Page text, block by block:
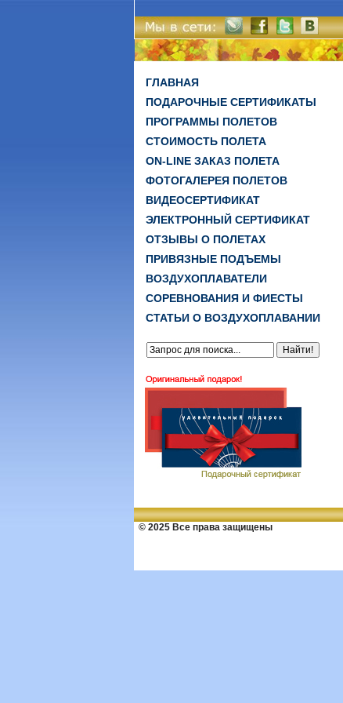
ГЛАВНАЯ
ПОДАРОЧНЫЕ СЕРТИФИКАТЫ
ПРОГРАММЫ ПОЛЕТОВ
СТОИМОСТЬ ПОЛЕТА
ON-LINE ЗАКАЗ ПОЛЕТА
ФОТОГАЛЕРЕЯ ПОЛЕТОВ
ВИДЕОСЕРТИФИКАТ
ЭЛЕКТРОННЫЙ СЕРТИФИКАТ
ОТЗЫВЫ О ПОЛЕТАХ
ПРИВЯЗНЫЕ ПОДЪЕМЫ
ВОЗДУХОПЛАВАТЕЛИ
СОРЕВНОВАНИЯ И ФИЕСТЫ
СТАТЬИ О ВОЗДУХОПЛАВАНИИ
© 2025 Все права защищены